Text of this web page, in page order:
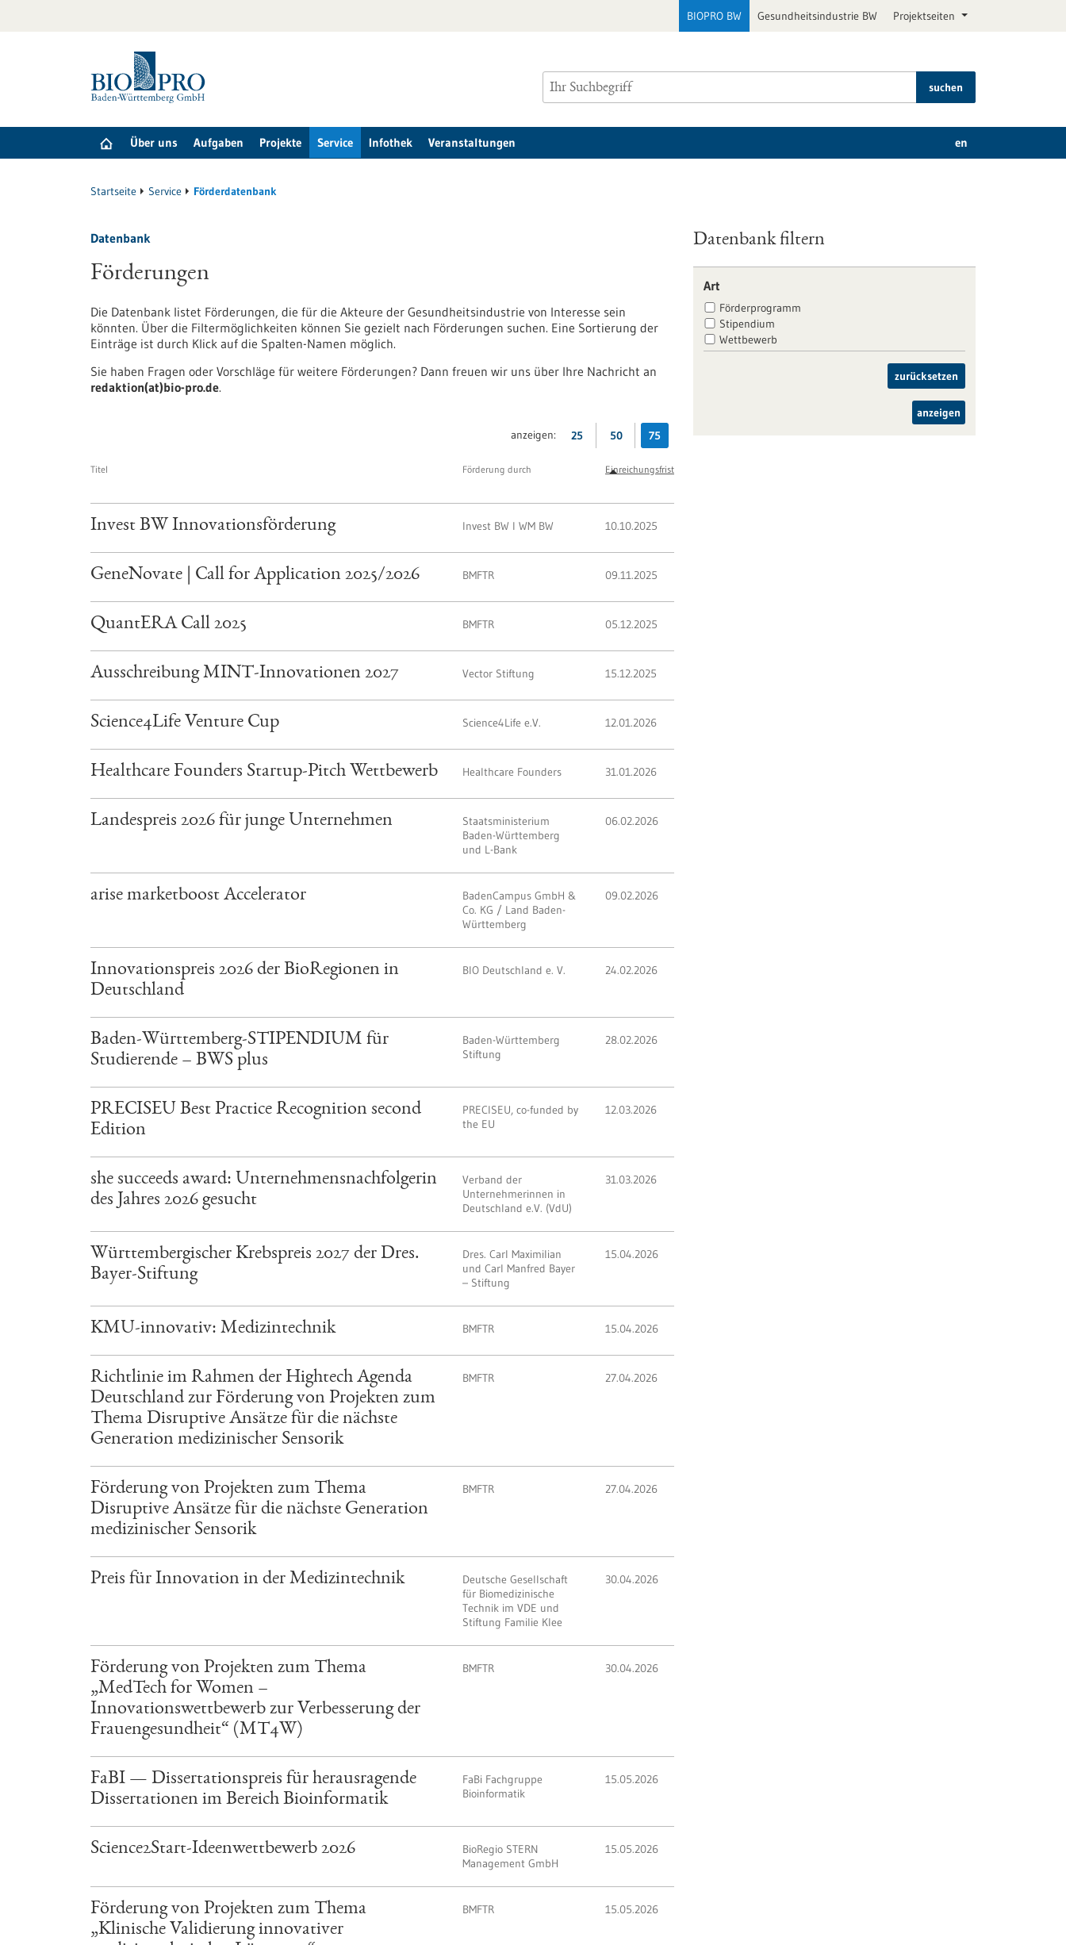
BIOPRO BW Gesundheitsindustrie BW Projektseiten
suchen
Über uns Aufgaben Projekte Service Infothek Veranstaltungen en
Startseite Service Förderdatenbank
Datenbank
Förderungen
Die Datenbank listet Förderungen, die für die Akteure der Gesundheitsindustrie von Interesse sein
könnten. Über die Filtermöglichkeiten können Sie gezielt nach Förderungen suchen. Eine Sortierung der
Einträge ist durch Klick auf die Spalten-Namen möglich.
Sie haben Fragen oder Vorschläge für weitere Förderungen? Dann freuen wir uns über Ihre Nachricht an
redaktion(at)bio-pro.de.
anzeigen: 25 50 75
Titel Förderung durch Einreichungsfrist
Invest BW Innovationsförderung Invest BW I WM BW 10.10.2025
GeneNovate | Call for Application 2025/2026 BMFTR 09.11.2025
QuantERA Call 2025 BMFTR 05.12.2025
Ausschreibung MINT-Innovationen 2027 Vector Stiftung 15.12.2025
Science4Life Venture Cup Science4Life e.V. 12.01.2026
Healthcare Founders Startup-Pitch Wettbewerb Healthcare Founders 31.01.2026
Landespreis 2026 für junge Unternehmen
Staatsministerium
Baden-Württemberg
und L-Bank
06.02.2026
arise marketboost Accelerator
BadenCampus GmbH &
Co. KG / Land Baden-
Württemberg
09.02.2026
Innovationspreis 2026 der BioRegionen in
Deutschland
BIO Deutschland e. V. 24.02.2026
Baden-Württemberg-STIPENDIUM für
Studierende – BWS plus
Baden-Württemberg
Stiftung
28.02.2026
PRECISEU Best Practice Recognition second
Edition
PRECISEU, co-funded by
the EU
12.03.2026
she succeeds award: Unternehmensnachfolgerin
des Jahres 2026 gesucht
Verband der
Unternehmerinnen in
Deutschland e.V. (VdU)
31.03.2026
Württembergischer Krebspreis 2027 der Dres.
Bayer-Stiftung
Dres. Carl Maximilian
und Carl Manfred Bayer
– Stiftung
15.04.2026
KMU-innovativ: Medizintechnik BMFTR 15.04.2026
Richtlinie im Rahmen der Hightech Agenda
Deutschland zur Förderung von Projekten zum
Thema Disruptive Ansätze für die nächste
Generation medizinischer Sensorik
BMFTR 27.04.2026
Förderung von Projekten zum Thema
Disruptive Ansätze für die nächste Generation
medizinischer Sensorik
BMFTR 27.04.2026
Preis für Innovation in der Medizintechnik
Deutsche Gesellschaft
für Biomedizinische
Technik im VDE und
Stiftung Familie Klee
30.04.2026
Förderung von Projekten zum Thema
„MedTech for Women –
Innovationswettbewerb zur Verbesserung der
Frauengesundheit“ (MT4W)
BMFTR 30.04.2026
FaBI — Dissertationspreis für herausragende
Dissertationen im Bereich Bioinformatik
FaBi Fachgruppe
Bioinformatik
15.05.2026
Science2Start-Ideenwettbewerb 2026
BioRegio STERN
Management GmbH
15.05.2026
Förderung von Projekten zum Thema
„Klinische Validierung innovativer
BMFTR 15.05.2026
Datenbank filtern
Art
Förderprogramm
Stipendium
Wettbewerb
zurücksetzen
anzeigen